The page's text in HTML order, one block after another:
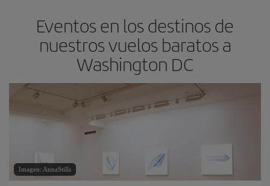
Eventos en los destinos de
nuestros vuelos baratos a
Washington DC
Imagen: AnnaStills